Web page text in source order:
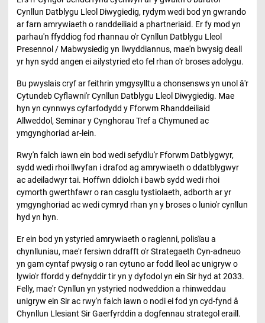
Cynllun Datblygu Lleol Diwygiedig, rydym wedi bod yn gwrando
ar farn amrywiaeth o randdeiliaid a phartneriaid. Er fy mod yn
parhau'n ffyddiog fod rhannau o'r Cynllun Datblygu Lleol
Presennol / Mabwysiedig yn llwyddiannus, mae'n bwysig deall
yr hyn sydd angen ei ailystyried eto fel rhan o'r broses adolygu.
Bu pwyslais cryf ar feithrin ymgysylltu a chonsensws yn unol â'r
Cytundeb Cyflawni'r Cynllun Datblygu Lleol Diwygiedig. Mae
hyn yn cynnwys cyfarfodydd y Fforwm Rhanddeiliaid
Allweddol, Seminar y Cynghorau Tref a Chymuned ac
ymgynghoriad ar-lein.
Rwy'n falch iawn ein bod wedi sefydlu'r Fforwm Datblygwyr,
sydd wedi rhoi llwyfan i drafod ag amrywiaeth o ddatblygwyr
ac adeiladwyr tai. Hoffwn ddiolch i bawb sydd wedi rhoi
cymorth gwerthfawr o ran casglu tystiolaeth, adborth ar yr
ymgynghoriad ac wedi cymryd rhan yn y broses o lunio'r cynllun
hyd yn hyn.
Er ein bod yn ystyried amrywiaeth o raglenni, polisïau a
chynlluniau, mae'r fersiwn ddrafft o'r Strategaeth Cyn-adneuo
yn gam cyntaf pwysig o ran cytuno ar fodd lleol ac unigryw o
lywio'r ffordd y defnyddir tir yn y dyfodol yn ein Sir hyd at 2033.
Felly, mae'r Cynllun yn ystyried nodweddion a rhinweddau
unigryw ein Sir ac rwy'n falch iawn o nodi ei fod yn cyd-fynd â
Chynllun Llesiant Sir Gaerfyrddin a dogfennau strategol eraill.